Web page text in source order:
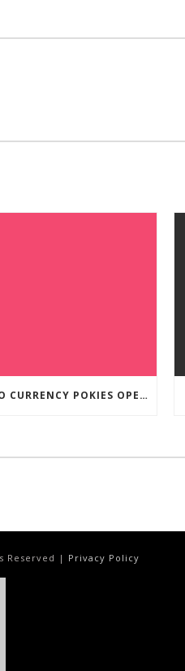
CRYPTO CURRENCY POKIES OPEN
Reserved | Privacy Policy